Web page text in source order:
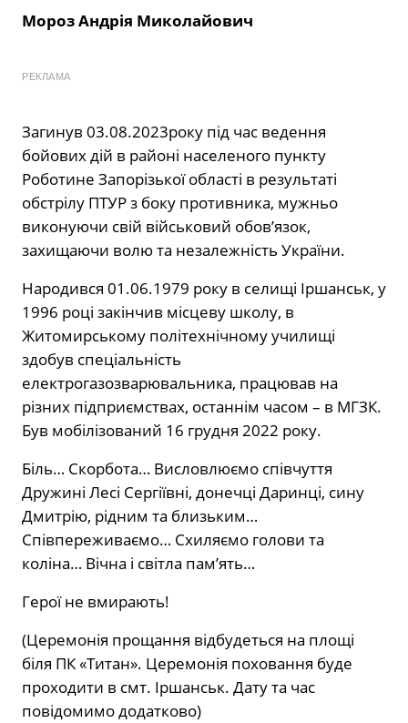
Мороз Андрія Миколайович
РЕКЛАМА
Загинув 03.08.2023року під час ведення
бойових дій в районі населеного пункту
Роботине Запорізької області в результаті
обстрілу ПТУР з боку противника, мужньо
виконуючи свій військовий обов’язок,
захищаючи волю та незалежність України.
Народився 01.06.1979 року в селищі Іршанськ, у
1996 році закінчив місцеву школу, в
Житомирському політехнічному училищі
здобув спеціальність
електрогазозварювальника, працював на
різних підприємствах, останнім часом – в МГЗК.
Був мобілізований 16 грудня 2022 року.
Біль… Скорбота… Висловлюємо співчуття
Дружині Лесі Сергіївні, донечці Даринці, сину
Дмитрію, рідним та близьким…
Співпереживаємо… Схиляємо голови та
коліна… Вічна і світла пам’ять…
Герої не вмирають!
(Церемонія прощання відбудеться на площі
біля ПК «Титан». Церемонія поховання буде
проходити в смт. Іршанськ. Дату та час
повідомимо додатково)